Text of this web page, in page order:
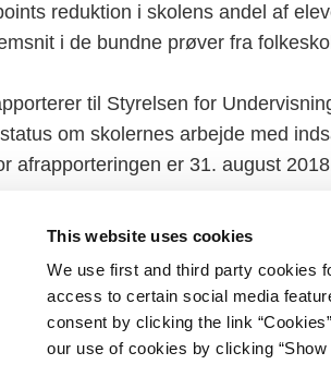
This website uses cookies
We use first and third party cookies
access to certain social media
consent by clicking the link
our use of cookies by clicking “Show
reduktion i skolens andel af
i de bundne prøver fra
til Styrelsen for
om skolernes arbejde med
afrapporteringen er 31. august